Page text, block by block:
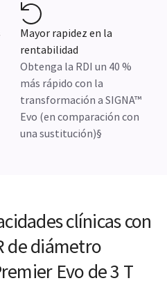
Mayor rapidez en la
rentabilidad
Obtenga la RDI un 40 %
más rápido con la
transformación a SIGNA™
Evo (en comparación con
una sustitución)§
clínicas con
de diámetro
Evo de 3 T